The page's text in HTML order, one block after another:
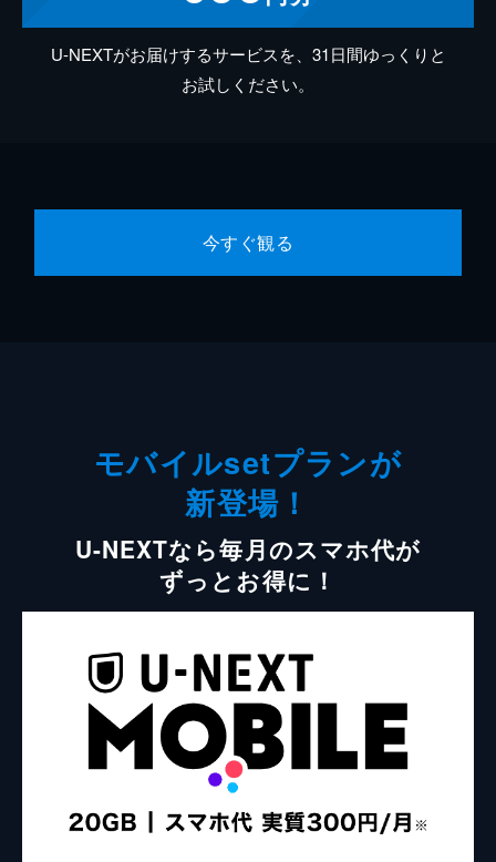
U-NEXTがお届けするサービスを、31日間ゆっくりと
お試しください。
今すぐ観る
モバイルsetプランが
新登場！
U-NEXTなら毎月のスマホ代が
ずっとお得に！